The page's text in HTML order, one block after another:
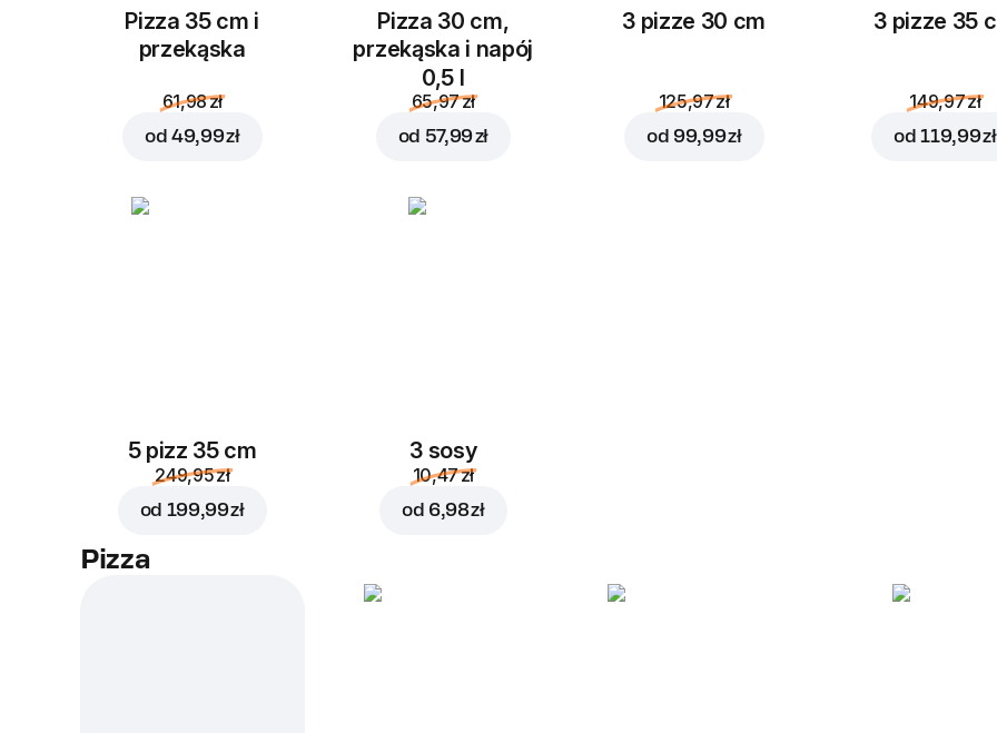
Pizza 35 cm i
przekąska
61,98 zł
od49,99 zł
Pizza 30 cm,
przekąska i napój
0,5 l
65,97 zł
od 57,99 zł
3 pizze 30 cm
125,97 zł
od 99,99 zł
3 pizze 35
149,97 zł
od119,99 zł
5 pizz 35 cm
249,95 zł
od 199,99 zł
3 sosy
10,47 zł
od 6,98 zł
Pizza